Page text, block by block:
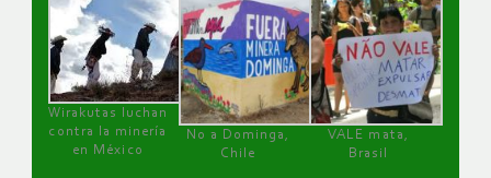
Wirakutas luchan
contra la minería
en México
No a Dominga,
Chile
VALE mata,
Brasil